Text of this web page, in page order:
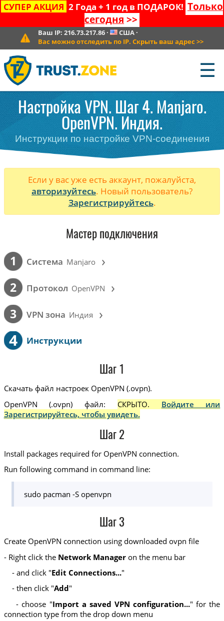
СУПЕР АКЦИЯ 2 Года + 1 год в ПОДАРОК! Только
сегодня >>
Ваш IP: 216.73.217.86· США·
Вас можно отследить по IP. Скрыть ваш адрес >>
☰
Настройка VPN. Шаг 4. Manjaro.
OpenVPN. Индия.
Инструкции по настройке VPN-соединения
Если у вас уже есть аккаунт, пожалуйста,
авторизуйтесь. Новый пользователь?
Зарегистрируйтесь.
Мастер подключения
1 Cистема Manjaro ›
2 Протокол OpenVPN ›
3 VPN зона Индия ›
4 Инструкции
Шаг 1
Скачать файл настроек OpenVPN (.ovpn).
OpenVPN (.ovpn) файл:
СКРЫТО. Войдите или
Зарегистрируйтесь, чтобы увидеть.
Шаг 2
Install packages required for OpenVPN connection.
Run following command in command line:
sudo pacman -S openvpn
Шаг 3
Create OpenVPN connection using downloaded ovpn file
- Right click the Network Manageron the menu bar
- and click "Edit Connections..."
- then click "Add"
- choose "Import a saved VPN configuration..." for the
connection type from the drop down menu